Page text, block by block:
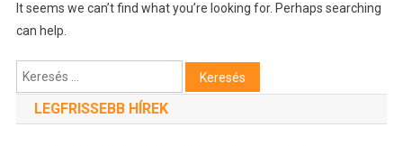
It seems we can’t find what you’re looking for. Perhaps searching
can help.
Keresés:
LEGFRISSEBB HÍREK